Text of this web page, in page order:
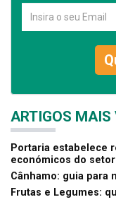
ARTIGOS MAIS
Portaria estabelece
económicos do
Cânhamo: guia para
Frutas e Legumes: